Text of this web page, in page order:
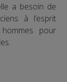
a besoin de
à l’esprit
pour